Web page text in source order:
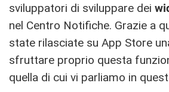
sviluppatori di sviluppare dei
nel Centro Notifiche. Grazie a
state rilasciate su App Store
sfruttare proprio questa
quella di cui vi parliamo in